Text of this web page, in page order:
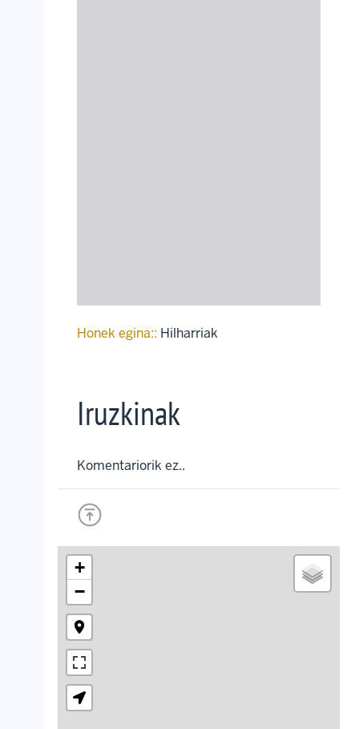
Honek egina:: Hilharriak
Iruzkinak
Komentariorik ez..
+
−